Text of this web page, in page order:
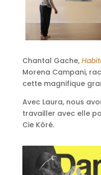
Chantal Gache,
Morena Campani,
cette magnifique
Avec Laura, nous
travailler avec elle
Cie Kôré.